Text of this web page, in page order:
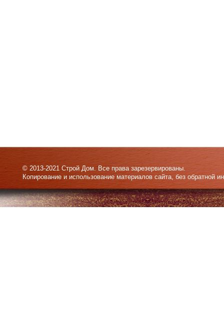
© 2013-2021 Строй Дом. Все права зарезервированы.
Копирование и использование материалов сайта, без обратной